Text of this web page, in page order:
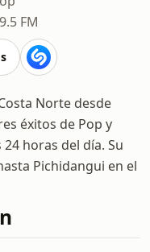
FM
Norte desde
éxitos de Pop y
24 horas del día. Su
Pichidangui en el